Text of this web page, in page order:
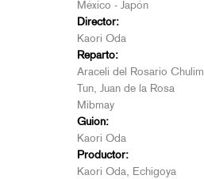
México - Japón
Director:
Kaori Oda
Reparto:
Araceli del Rosario Chulim
Tun, Juan de la Rosa
Mibmay
Guion:
Kaori Oda
Productor:
Kaori Oda, Echigoya